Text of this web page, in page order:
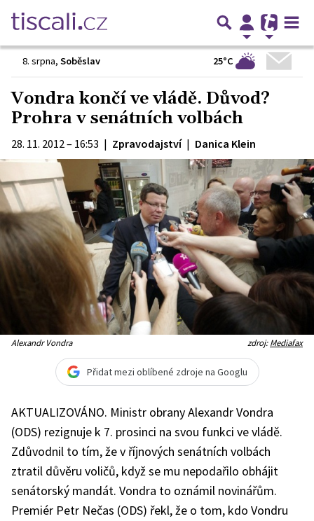
8. srpna, Soběslav 25°C
Vondra končí ve vládě. Důvod?
Prohra v senátních volbách
28. 11. 2012 – 16:53 | Zpravodajství | Danica Klein
Alexandr Vondra zdroj:Mediafax
Přidat mezi oblíbené zdroje na Googlu
AKTUALIZOVÁNO. Ministr obrany Alexandr Vondra
(ODS) rezignuje k 7. prosinci na svou funkci ve vládě.
Zdůvodnil to tím, že v říjnových senátních volbách
ztratil důvěru voličů, když se mu nepodařilo obhájit
senátorský mandát. Vondra to oznámil novinářům.
Premiér Petr Nečas (ODS) řekl, že o tom, kdo Vondru